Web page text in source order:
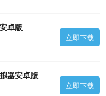
卓版
立即下载
器安卓版
立即下载